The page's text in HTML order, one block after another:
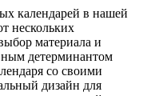
календарей в нашей
нескольких
материала и
детерминантом
со своими
дизайн для